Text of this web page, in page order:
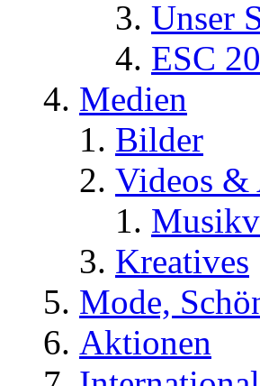
Unser
ESC
Medien
Bilder
Videos &
Kreatives
Mode,
Aktionen